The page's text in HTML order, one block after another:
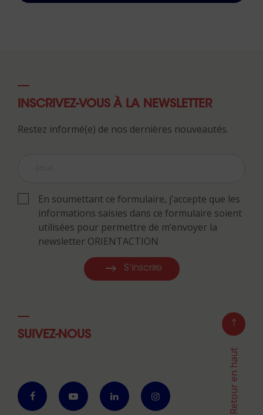
INSCRIVEZ-VOUS À LA NEWSLETTER
Restez informé(e) de nos dernières nouveautés.
En soumettant ce formulaire, j’accepte que les
informations saisies dans ce formulaire soient
utilisées pour permettre de m’envoyer la
newsletter ORIENTACTION
S'inscrire
SUIVEZ-NOUS
Retour en haut